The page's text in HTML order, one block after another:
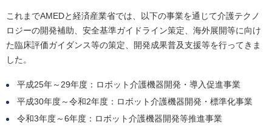
これまでAMEDと経済産業省では、以下の事業を通じて介護テクノ
ロジーの開発補助、安全基準ガイドライン策定、海外展開等に向け
た臨床評価ガイダンス等の策定、開発成果普及支援等を行ってきま
した。
平成25年～29年度：ロボット介護機器開発・導入促進事業
平成30年度～令和2年度：ロボット介護機器開発・標準化事業
令和3年度～6年度：ロボット介護機器開発等推進事業